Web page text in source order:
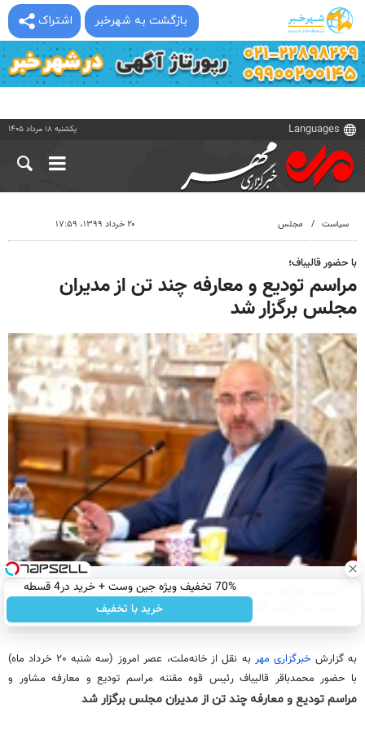
اشتراک بازگشت به شهرخبر
مراسم تودیع و معارفه چند تن از مدیران مجلس برگزار شد